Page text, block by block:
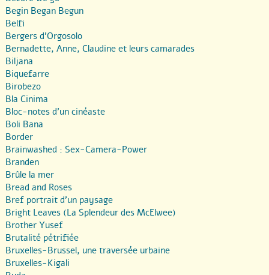
Begin Began Begun
Belfi
Bergers d’Orgosolo
Bernadette, Anne, Claudine et leurs camarades
Biljana
Biquefarre
Birobezo
Bla Cinima
Bloc-notes d’un cinéaste
Boli Bana
Border
Brainwashed : Sex-Camera-Power
Branden
Brûle la mer
Bread and Roses
Bref portrait d’un paysage
Bright Leaves (La Splendeur des McElwee)
Brother Yusef
Brutalité pétrifiée
Bruxelles-Brussel, une traversée urbaine
Bruxelles-Kigali